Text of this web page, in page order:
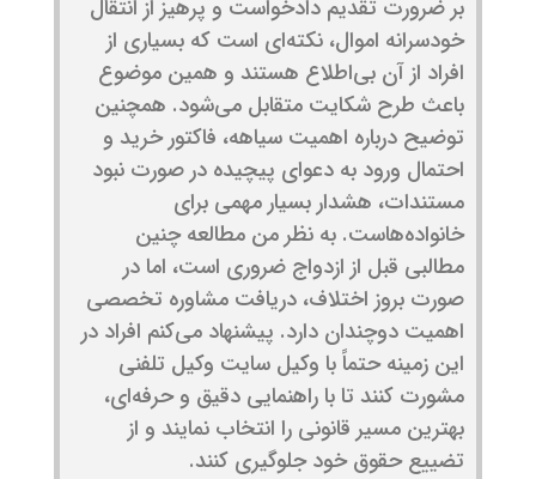
بر ضرورت تقدیم دادخواست و پرهیز از انتقال
خودسرانه اموال، نکته‌ای است که بسیاری از
افراد از آن بی‌اطلاع هستند و همین موضوع
باعث طرح شکایت متقابل می‌شود. همچنین
توضیح درباره اهمیت سیاهه، فاکتور خرید و
احتمال ورود به دعوای پیچیده در صورت نبود
مستندات، هشدار بسیار مهمی برای
خانواده‌هاست. به نظر من مطالعه چنین
مطالبی قبل از ازدواج ضروری است، اما در
صورت بروز اختلاف، دریافت مشاوره تخصصی
اهمیت دوچندان دارد. پیشنهاد می‌کنم افراد در
این زمینه حتماً با وکیل سایت وکیل تلفنی
مشورت کنند تا با راهنمایی دقیق و حرفه‌ای،
بهترین مسیر قانونی را انتخاب نمایند و از
تضییع حقوق خود جلوگیری کنند.